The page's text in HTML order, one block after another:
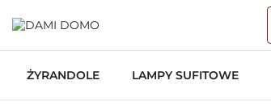
ŻYRANDOLE LAMPY SUFITOWE